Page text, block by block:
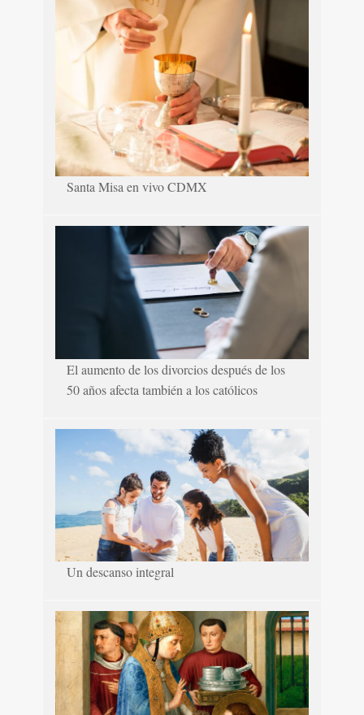
Santa Misa en vivo CDMX
El aumento de los divorcios después de los
50 años afecta también a los católicos
Un descanso integral